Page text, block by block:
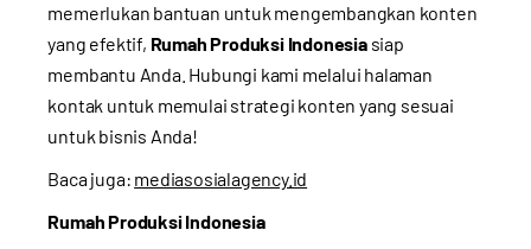
memerlukan bantuan untuk mengembangkan konten
yang efektif, Rumah Produksi Indonesiasiap
membantu Anda. Hubungi kami melalui halaman
kontak untuk memulai strategi konten yang sesuai
untuk bisnis Anda!
Baca juga: mediasosialagency.id
Rumah Produksi Indonesia